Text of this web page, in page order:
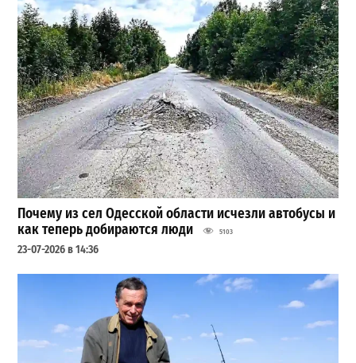
Почему из сел Одесской области исчезли автобусы и
как теперь добираются люди
5103
23-07-2026 в 14:36